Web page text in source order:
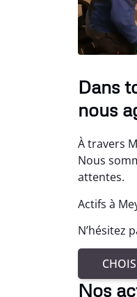
Dans
nous
À travers
Nous
attentes.
Actifs à
N’hésitez
Nos